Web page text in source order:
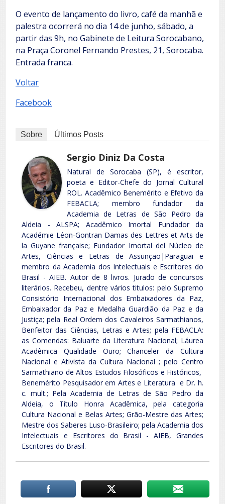
O evento de lançamento do livro, café da manhã e
palestra ocorrerá no dia 14 de junho, sábado, a
partir das 9h, no Gabinete de Leitura Sorocabano,
na Praça Coronel Fernando Prestes, 21, Sorocaba.
Entrada franca.
Voltar
Facebook
Sobre Últimos Posts
Sergio Diniz Da Costa
Natural de Sorocaba (SP), é escritor,
poeta e Editor-Chefe do Jornal Cultural
ROL. Acadêmico Benemérito e Efetivo da
FEBACLA; membro fundador da
Academia de Letras de São Pedro da
Aldeia - ALSPA; Acadêmico Imortal Fundador da
Académie Léon-Gontran Damas des Lettres et Arts de
la Guyane française; Fundador Imortal del Núcleo de
Artes, Ciências e Letras de Assunção|Paraguai e
membro da Academia dos Intelectuais e Escritores do
Brasil - AIEB. Autor de 8 livros. Jurado de concursos
literários. Recebeu, dentre vários titulos: pelo Supremo
Consistório Internacional dos Embaixadores da Paz,
Embaixador da Paz e Medalha Guardião da Paz e da
Justiça; pela Real Ordem dos Cavaleiros Sarmathianos,
Benfeitor das Ciências, Letras e Artes; pela FEBACLA:
as Comendas: Baluarte da Literatura Nacional; Láurea
Acadêmica Qualidade Ouro; Chanceler da Cultura
Nacional e Ativista da Cultura Nacional ; pelo Centro
Sarmathiano de Altos Estudos Filosóficos e Históricos,
Benemérito Pesquisador em Artes e Literatura e Dr. h.
c. mult.; Pela Academia de Letras de São Pedro da
Aldeia, o Título Honra Acadêmica, pela categoria
Cultura Nacional e Belas Artes; Grão-Mestre das Artes;
Mestre dos Saberes Luso-Brasileiro; pela Academia dos
Intelectuais e Escritores do Brasil - AIEB, Grandes
Escritores do Brasil.